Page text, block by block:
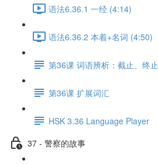
语法6.36.1 一经 (4:14)
语法6.36.2 本着+名词 (4:50)
第36课 词语辨析：截止、终止
第36课 扩展词汇
HSK 3.36 Language Player
37 - 警察的故事